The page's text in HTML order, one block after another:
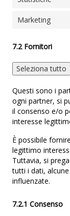
Marketing
7.2 Fornitori
Seleziona tutto
Questi sono i
ogni partner, si
il consenso e/o
interesse
È possibile
legittimo
Tuttavia, si
tutti i dati,
influenzate.
7.2.1 Consenso